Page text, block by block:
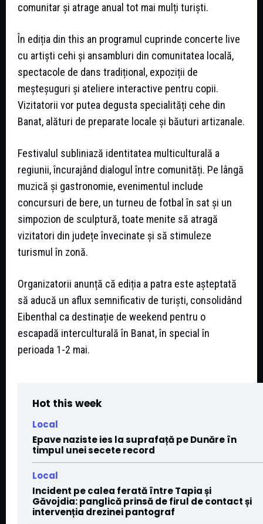
comunitar și atrage anual tot mai mulți turiști.
În ediția din this an programul cuprinde concerte live
cu artiști cehi și ansambluri din comunitatea locală,
spectacole de dans tradițional, expoziții de
meșteșuguri și ateliere interactive pentru copii.
Vizitatorii vor putea degusta specialități cehe din
Banat, alături de preparate locale și băuturi artizanale.
Festivalul subliniază identitatea multiculturală a
regiunii, încurajând dialogul între comunități. Pe lângă
muzică și gastronomie, evenimentul include
concursuri de bere, un turneu de fotbal în sat și un
simpozion de sculptură, toate menite să atragă
vizitatori din județe învecinate și să stimuleze
turismul în zonă.
Organizatorii anunță că ediția a patra este așteptată
să aducă un aflux semnificativ de turiști, consolidând
Eibenthal ca destinație de weekend pentru o
escapadă interculturală în Banat, în special în
perioada 1-2 mai.
Hot this week
Local
Epave naziste ies la suprafață pe Dunăre în
timpul unei secete record
Local
Incident pe calea ferată între Tapia și
Găvojdia: panglică prinsă de firul de contact și
intervenția drezinei pantograf